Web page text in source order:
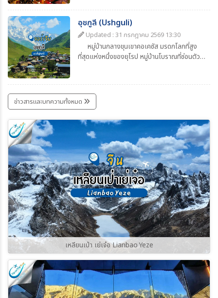
โรแมนติก พร้อมข้อมูลการเดินทาง ช่วงเวลาที่
เหมาะแก่การเที่ยว และไฮไลต์ที่ไม่ควรพลาด
อุชกูลี (Ushguli)
Updated : 31 กรกฎาคม 2569 13:30
หมู่บ้านกลางขุนเขาคอเคซัส มรดกโลกที่สูง
ที่สุดแห่งหนึ่งของยุโรป หมู่บ้านโบราณที่ซ่อนตัว
ประเทศจอร์เจีย ถือเป็นหนึ่งในชุมชนที่มีผู้อยู่อาศัย
ถาวรบนพื้นที่สูงที่สุดแห่งหนึ่งของยุโรป โดยตั้ง
อยู่ที่ระดับความสูงประมาณ 2,100 เมตรเหนือ
ระดับน้ำทะเล เสน่ห์ของอุชกูลีอยู่ที่บรรยากาศ
ราวกับย้อนเวลากลับไปในยุคกลาง บ้านเรือนหิน
เก่าแก่และหอคอยป้องกันตระกูลสวาน (Svan
Towers) ที่มีอายุนับร้อยปี ยังคงตั้งตระหง่านอยู่
ท่ามกลางฉากหลังของยอดเขาชคารา (Shkhara)
ซึ่งเป็นยอดเขาที่สูงที่สุดในจอร์เจีย
ข่าวสารและบทความทั้งหมด
เหลียนเป่า เย่เจ๋อ Lianbao Yeze